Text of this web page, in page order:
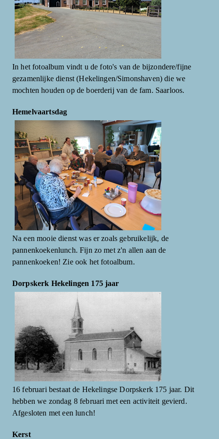
In het fotoalbum vindt u de foto's van de bijzondere/fijne
gezamenlijke dienst (Hekelingen/Simonshaven) die we
mochten houden op de boerderij van de fam. Saarloos.
Hemelvaartsdag
Na een mooie dienst was er zoals gebruikelijk, de
pannenkoekenlunch. Fijn zo met z'n allen aan de
pannenkoeken! Zie ook het fotoalbum.
Dorpskerk Hekelingen 175 jaar
16 februari bestaat de Hekelingse Dorpskerk 175 jaar. Dit
hebben we zondag 8 februari met een activiteit gevierd.
Afgesloten met een lunch!
Kerst